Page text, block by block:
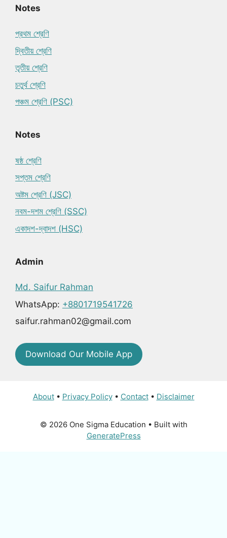
Notes
প্রথম শ্রেণি
দ্বিতীয় শ্রেণি
তৃতীয় শ্রেণি
চতুর্থ শ্রেণি
পঞ্চম শ্রেণি (PSC)
Notes
ষষ্ঠ শ্রেণি
সপ্তম শ্রেণি
অষ্টম শ্রেণি (JSC)
নবম-দশম শ্রেণি (SSC)
একাদশ-দ্বাদশ (HSC)
Admin
Md. Saifur Rahman
WhatsApp: +8801719541726
saifur.rahman02@gmail.com
Download Our Mobile App
About• Privacy Policy• Contact• Disclaimer
© 2026 One Sigma Education • Built with
GeneratePress